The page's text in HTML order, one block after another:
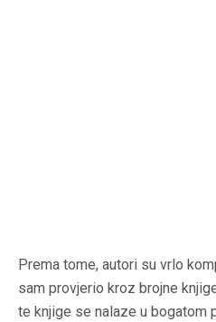
Prema tome, autori su vrlo
sam provjerio kroz brojne
te knjige se nalaze u bogatom